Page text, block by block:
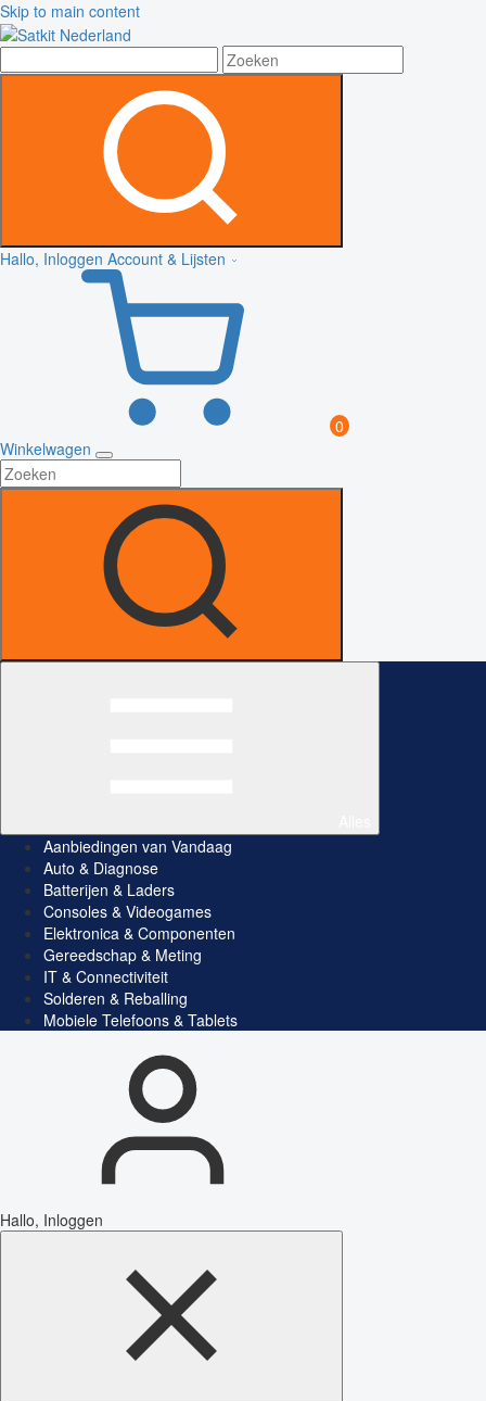
Skip to main content
Hallo, Inloggen Account & Lijsten
0
Winkelwagen
Aanbiedingen van Vandaag
Auto & Diagnose
Batterijen & Laders
Consoles & Videogames
Elektronica & Componenten
Gereedschap & Meting
IT & Connectiviteit
Solderen & Reballing
Mobiele Telefoons & Tablets
Hallo, Inloggen